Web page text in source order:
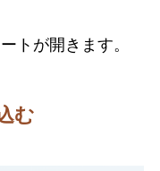
トが開きます。
む